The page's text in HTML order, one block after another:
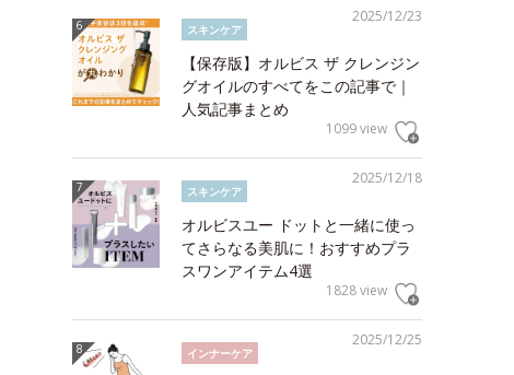
2025/12/23
スキンケア
【保存版】オルビス ザ クレンジン
グオイルのすべてをこの記事で｜
人気記事まとめ
1099 view
2025/12/18
スキンケア
オルビスユー ドットと一緒に使っ
てさらなる美肌に！おすすめプラ
スワンアイテム4選
1828 view
2025/12/25
インナーケア